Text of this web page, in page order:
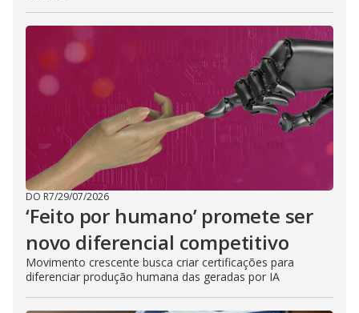
DO R7/29/07/2026
‘Feito por humano’ promete ser
novo diferencial competitivo
Movimento crescente busca criar certificações para
diferenciar produção humana das geradas por IA